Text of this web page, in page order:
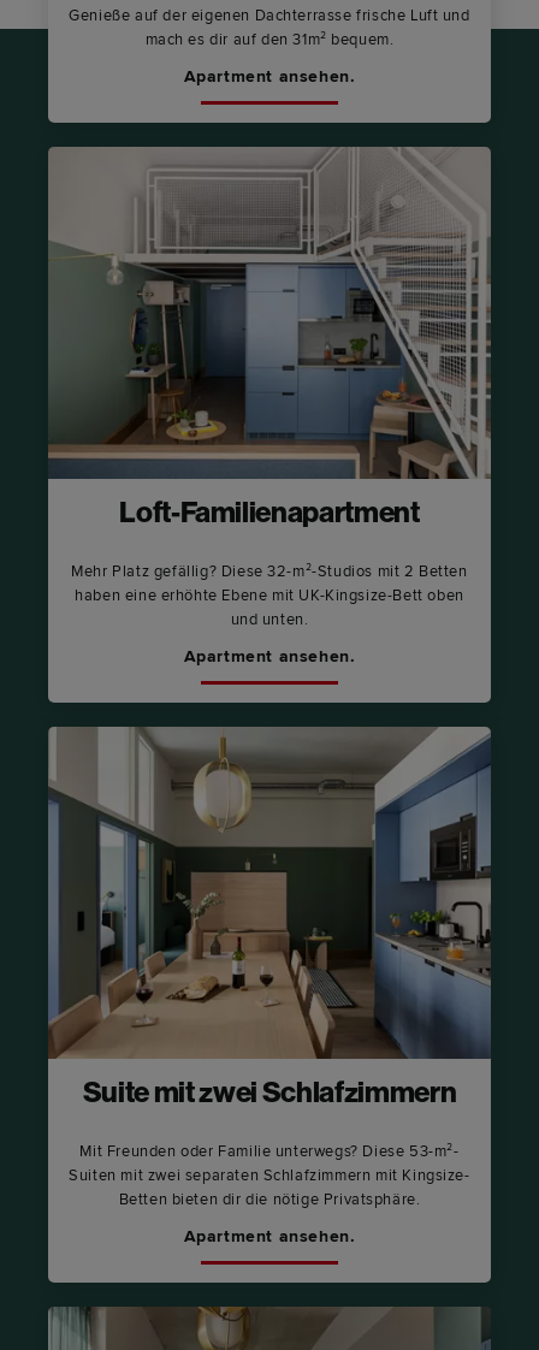
Genieße auf der eigenen Dachterrasse frische Luft und
mach es dir auf den 31m² bequem.
Apartment ansehen.
Loft-Familienapartment
Mehr Platz gefällig? Diese 32-m²-Studios mit 2 Betten
haben eine erhöhte Ebene mit UK-Kingsize-Bett oben
und unten.
Apartment ansehen.
Suite mit zwei Schlafzimmern
Mit Freunden oder Familie unterwegs? Diese 53-m²-
Suiten mit zwei separaten Schlafzimmern mit Kingsize-
Betten bieten dir die nötige Privatsphäre.
Apartment ansehen.